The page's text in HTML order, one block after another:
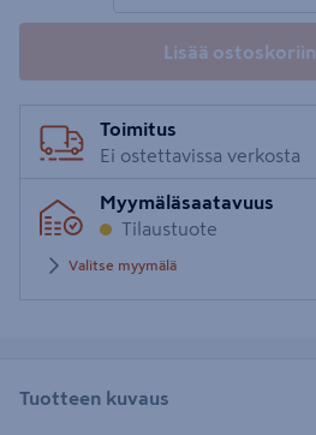
Lisää ostoskoriin
Toimitus
Ei ostettavissa verkosta
Myymäläsaatavuus
Tilaustuote
Valitse myymälä
Tuotteen kuvaus